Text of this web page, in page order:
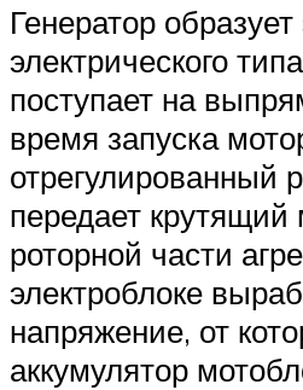
Генератор
электрического
поступает на
время запуска
отрегулированный
передает
роторной части
электроблоке
напряжение, от
аккумулятор